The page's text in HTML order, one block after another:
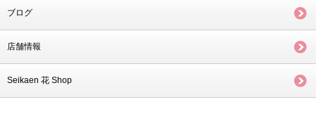
ブログ
店舗情報
Seikaen 花 Shop